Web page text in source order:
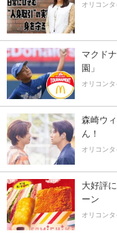
オリコン
マクド
園」
オリコン
森崎ウ
ん！
オリコン
大好評
ーン
オリコン